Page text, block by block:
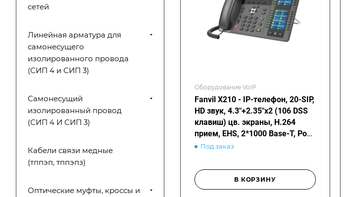
Оборудование VoIP
Fanvil X210 - IP-телефон, 20-SIP,
HD звук, 4.3"+2.35"x2 (106 DSS
клавиш) цв. экраны, H.264
прием, EHS, 2*1000 Base-T, PoE,
BT, WiFi (опц.)
Под заказ
В КОРЗИНУ
сетей
Линейная арматура для
самонесущего
изолированного провода
(СИП 4 и СИП 3)
Самонесущий
изолированный провод
(СИП 4 И СИП 3)
Кабели связи медные
(тппэп, тппэпз)
Оптические муфты, кроссы и